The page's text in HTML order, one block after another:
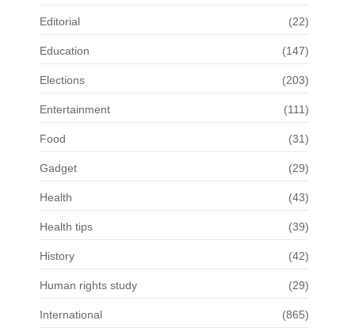
Editorial (22)
Education (147)
Elections (203)
Entertainment (111)
Food (31)
Gadget (29)
Health (43)
Health tips (39)
History (42)
Human rights study (29)
International (865)